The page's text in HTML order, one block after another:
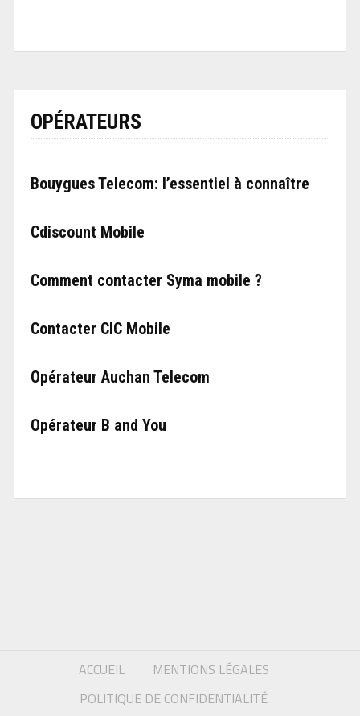
OPÉRATEURS
Bouygues Telecom: l’essentiel à connaître
Cdiscount Mobile
Comment contacter Syma mobile ?
Contacter CIC Mobile
Opérateur Auchan Telecom
Opérateur B and You
ACCUEIL
MENTIONS LÉGALES
POLITIQUE DE CONFIDENTIALITÉ